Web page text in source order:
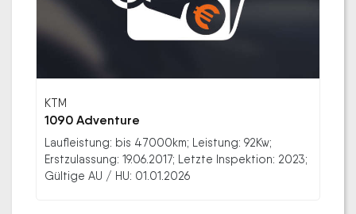
KTM
1090 Adventure
Laufleistung: bis 47000km; Leistung: 92Kw;
Erstzulassung: 19.06.2017; Letzte Inspektion: 2023;
Gültige AU / HU: 01.01.2026